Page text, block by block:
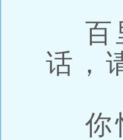
百
话，
你